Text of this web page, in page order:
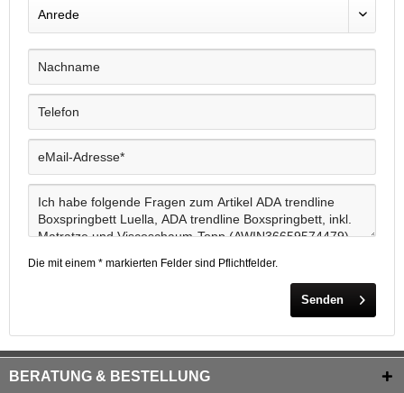
Die mit einem * markierten Felder sind Pflichtfelder.
Senden
BERATUNG & BESTELLUNG